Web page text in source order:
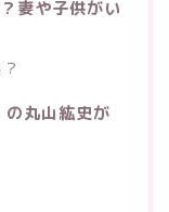
妻や子供がい
丸山紘史が